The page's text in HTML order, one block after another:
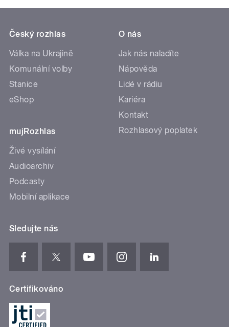
Český rozhlas
Válka na Ukrajině
Komunální volby
Stanice
eShop
mujRozhlas
Živé vysílání
Audioarchiv
Podcasty
Mobilní aplikace
O nás
Jak nás naladíte
Nápověda
Lidé v rádiu
Kariéra
Kontakt
Rozhlasový poplatek
Sledujte nás
Certifikováno